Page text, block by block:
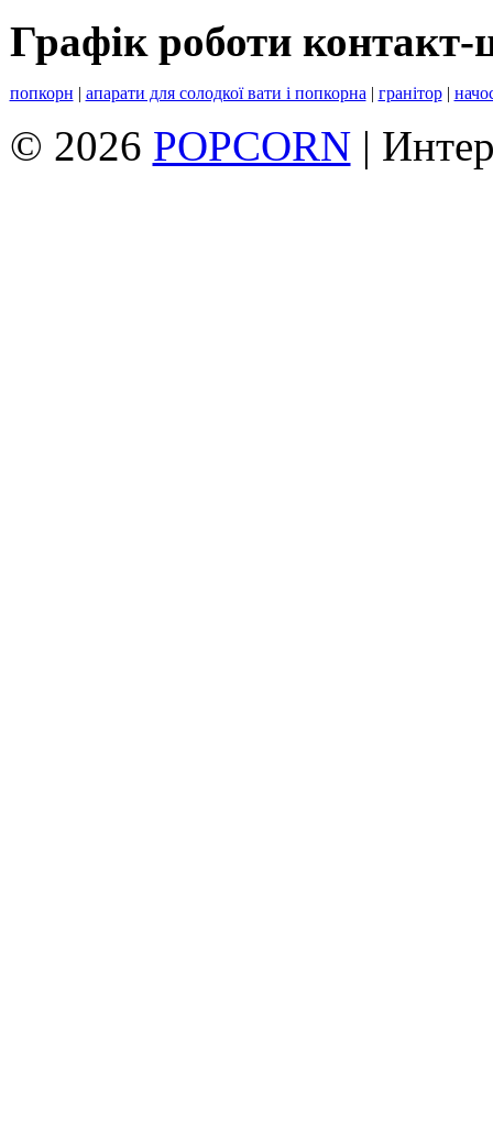
Графік роботи контакт-
попкорн | апарати для солодкої вати і попкорна | гранітор|
© 2026 POPCORN|